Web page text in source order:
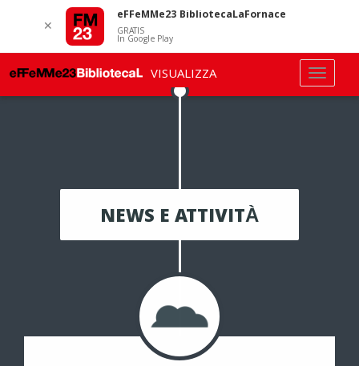
NEWS E ATTIVITÀ
✕
eFFeMMe23 BibliotecaLaFornace
GRATIS
In Google Play
VISUALIZZA